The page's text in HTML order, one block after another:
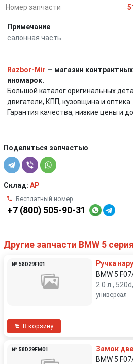
Номер запчасти
Примечание
салонная часть
Razbor-Mir — магазин
иномарок.
Большой каталог оригинальных
двигатели, КПП, кузовщина и оптика.
Гарантия качества, низкие цены и
Поделиться запчастью
Склад: AP
Бесплатный номер
+7 (800) 505-90-31
Другие запчасти BMW 5
№ 58D29FI01
Ручка
BMW 5
2.0 л.,
универсал
В корзину
№ 58D29FM01
Замок
BMW 5